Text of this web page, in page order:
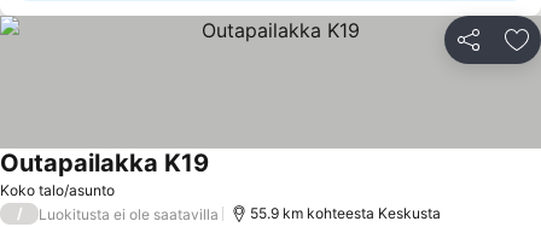
Jaa
Koko talo/asunto
Outapailakka K19
/ Luokitusta ei ole saatavilla 55.9 km kohteesta Keskusta